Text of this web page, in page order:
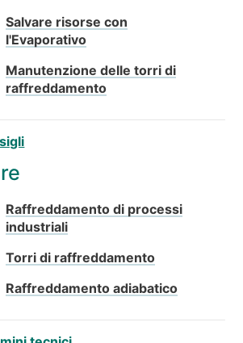
Salvare risorse con
l'Evaporativo
Manutenzione delle torri di
raffreddamento
Raffreddamento di processi
industriali
Torri di raffreddamento
Raffreddamento adiabatico